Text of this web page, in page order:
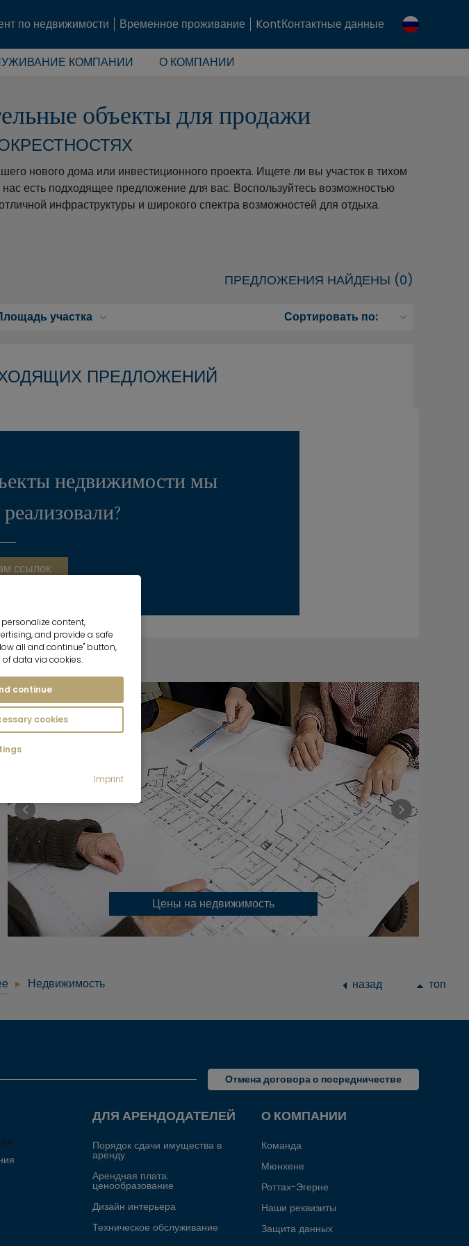
по недвижимости Временное проживание KontКонтактные данные
КОМПАНИИ О КОМПАНИИ
объекты для продажи
нового дома или инвестиционного проекта. Ищете ли вы участок в тихом
есть подходящее предложение для вас. Воспользуйтесь возможностью
инфраструктуры и широкого спектра возможностей для отдыха.
ПРЕДЛОЖЕНИЯ НАЙДЕНЫ (0)
участка
ПРЕДЛОЖЕНИЙ
недвижимости мы
ссылок
Цены на недвижимость
Недвижимость назад топ
Отмена договора о посредничестве
ДЛЯ АРЕНДОДАТЕЛЕЙ
Порядок сдачи имущества в
аренду
Арендная плата:
ценообразование
Дизайн интерьера
Техническое обслуживание
О КОМПАНИИ
Команда
Мюнхене
Роттах-Эгерне
Наши реквизиты
Защита данных
content,
and provide a safe
all and continue" button,
data via cookies.
continue
cookies
Imprint